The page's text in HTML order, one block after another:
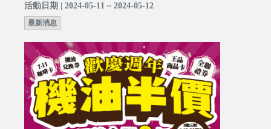
活動日期 | 2024-05-11 ~ 2024-05-12
最新消息